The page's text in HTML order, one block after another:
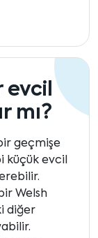
mı?
geçmişe
küçük evcil
Welsh
diğer